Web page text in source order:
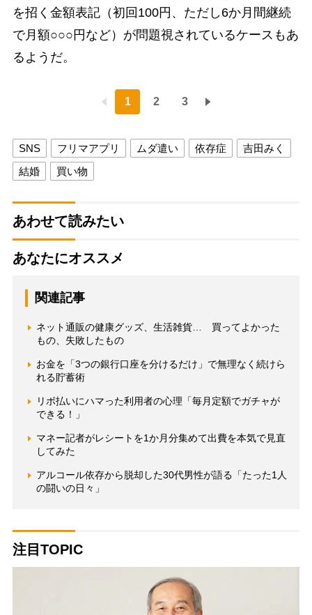
を招く金額表記（初回100円、ただし6か月間継続
で月額○○○円など）が問題視されているケースもあ
るようだ。
1 2 3
SNS フリマアプリ ムダ遣い 依存症
吉田みく
結婚
買い物
あわせて読みたい
あなたにオススメ
関連記事
ネット通販の健康グッズ、生活雑貨… 買ってよかった
もの、失敗したもの
お金を「3つの銀行口座を分けるだけ」で無理なく続けら
れる貯蓄術
リボ払いにハマった利用者の心理「毎月定額でガチャが
できる！」
マネー記者がレシートを1か月分集めて出費を本気で見直
してみた
アルコール依存から脱却した30代男性が語る「たった1人
の闘いの日々」
注目TOPIC